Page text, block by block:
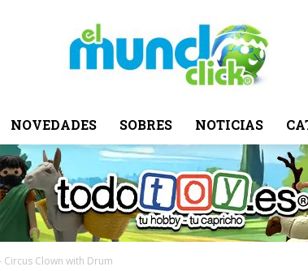
El
NOVEDADES SOBRES NOTICIAS
Clown with Drum